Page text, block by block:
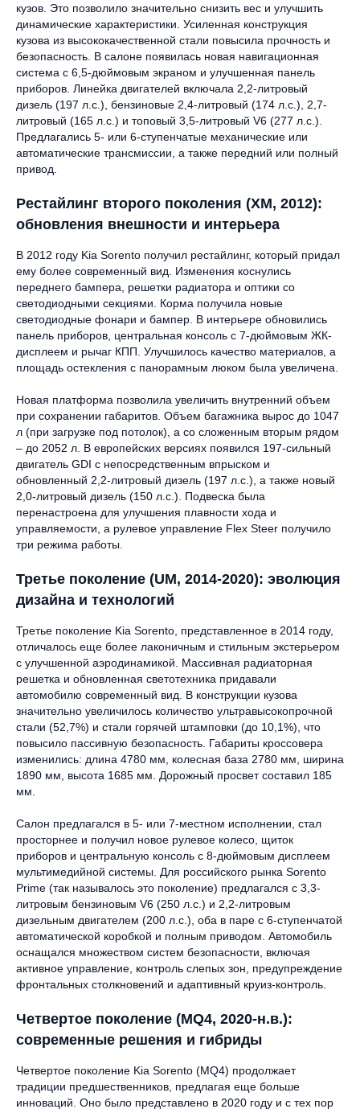
кузов. Это позволило значительно снизить вес и улучшить
динамические характеристики. Усиленная конструкция
кузова из высококачественной стали повысила прочность и
безопасность. В салоне появилась новая навигационная
система с 6,5-дюймовым экраном и улучшенная панель
приборов. Линейка двигателей включала 2,2-литровый
дизель (197 л.с.), бензиновые 2,4-литровый (174 л.с.), 2,7-
литровый (165 л.с.) и топовый 3,5-литровый V6 (277 л.с.).
Предлагались 5- или 6-ступенчатые механические или
автоматические трансмиссии, а также передний или полный
привод.
Рестайлинг второго поколения (XM, 2012):
обновления внешности и интерьера
В 2012 году Kia Sorento получил рестайлинг, который придал
ему более современный вид. Изменения коснулись
переднего бампера, решетки радиатора и оптики со
светодиодными секциями. Корма получила новые
светодиодные фонари и бампер. В интерьере обновились
панель приборов, центральная консоль с 7-дюймовым ЖК-
дисплеем и рычаг КПП. Улучшилось качество материалов, а
площадь остекления с панорамным люком была увеличена.
Новая платформа позволила увеличить внутренний объем
при сохранении габаритов. Объем багажника вырос до 1047
л (при загрузке под потолок), а со сложенным вторым рядом
– до 2052 л. В европейских версиях появился 197-сильный
двигатель GDI с непосредственным впрыском и
обновленный 2,2-литровый дизель (197 л.с.), а также новый
2,0-литровый дизель (150 л.с.). Подвеска была
перенастроена для улучшения плавности хода и
управляемости, а рулевое управление Flex Steer получило
три режима работы.
Третье поколение (UM, 2014-2020): эволюция
дизайна и технологий
Третье поколение Kia Sorento, представленное в 2014 году,
отличалось еще более лаконичным и стильным экстерьером
с улучшенной аэродинамикой. Массивная радиаторная
решетка и обновленная светотехника придавали
автомобилю современный вид. В конструкции кузова
значительно увеличилось количество ультравысокопрочной
стали (52,7%) и стали горячей штамповки (до 10,1%), что
повысило пассивную безопасность. Габариты кроссовера
изменились: длина 4780 мм, колесная база 2780 мм, ширина
1890 мм, высота 1685 мм. Дорожный просвет составил 185
мм.
Салон предлагался в 5- или 7-местном исполнении, стал
просторнее и получил новое рулевое колесо, щиток
приборов и центральную консоль с 8-дюймовым дисплеем
мультимедийной системы. Для российского рынка Sorento
Prime (так называлось это поколение) предлагался с 3,3-
литровым бензиновым V6 (250 л.с.) и 2,2-литровым
дизельным двигателем (200 л.с.), оба в паре с 6-ступенчатой
автоматической коробкой и полным приводом. Автомобиль
оснащался множеством систем безопасности, включая
активное управление, контроль слепых зон, предупреждение
фронтальных столкновений и адаптивный круиз-контроль.
Четвертое поколение (MQ4, 2020-н.в.):
современные решения и гибриды
Четвертое поколение Kia Sorento (MQ4) продолжает
традиции предшественников, предлагая еще больше
инноваций. Оно было представлено в 2020 году и с тех пор